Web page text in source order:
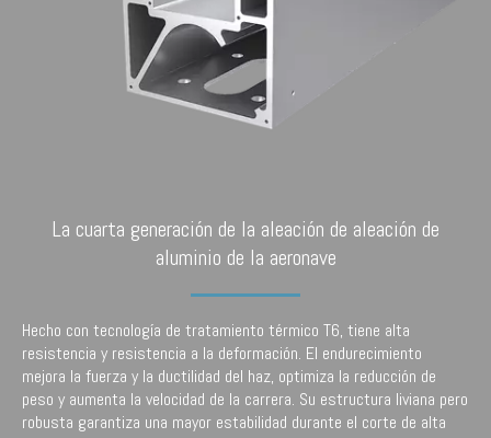
La cuarta generación de la aleación de aleación de
aluminio de la aeronave
Hecho con tecnología de tratamiento térmico T6, tiene alta
resistencia y resistencia a la deformación. El endurecimiento
mejora la fuerza y ​​la ductilidad del haz, optimiza la reducción de
peso y aumenta la velocidad de la carrera. Su estructura liviana pero
robusta garantiza una mayor estabilidad durante el corte de alta